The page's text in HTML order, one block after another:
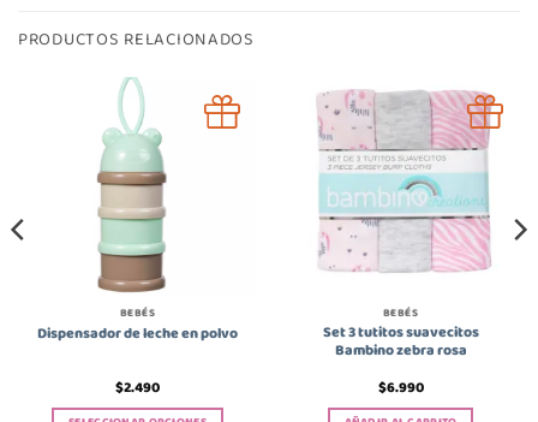
PRODUCTOS RELACIONADOS
BEBÉS
Dispensador de leche en polvo
$2.490
BEBÉS
Set 3 tutitos suavecitos
Bambino zebra rosa
$6.990